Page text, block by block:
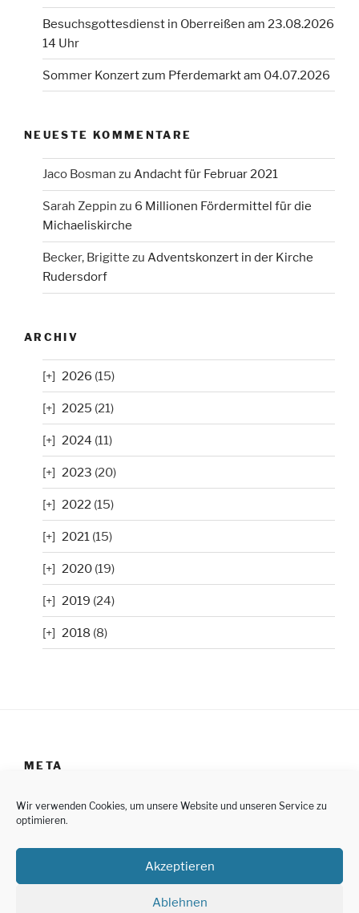
Wir verwenden Cookies, um unsere Website und unseren Service zu
optimieren.
Akzeptieren
Ablehnen
Besuchsgottesdienst in Oberreißen am 23.08.2026
14 Uhr
Sommer Konzert zum Pferdemarkt am 04.07.2026
NEUESTE KOMMENTARE
Jaco Bosman zu Andacht für Februar 2021
Sarah Zeppin zu 6 Millionen Fördermittel für die
Michaeliskirche
Becker, Brigitte zu Adventskonzert in der Kirche
Rudersdorf
ARCHIV
2026 (15)
2025 (21)
2024 (11)
2023 (20)
2022 (15)
2021(15)
2020(19)
2019 (24)
2018 (8)
META
Anmelden
Datenschutzerklärung
Cookie-Richtlinie (EU)